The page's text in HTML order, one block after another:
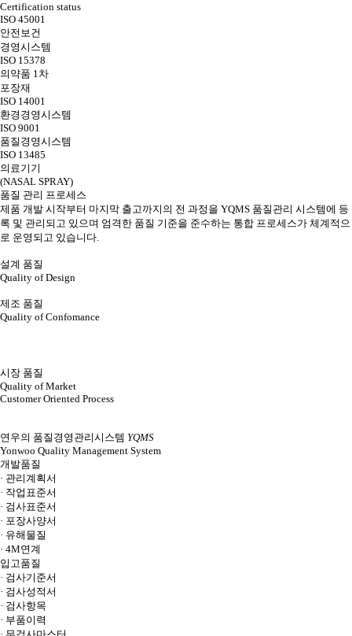
Certification status
ISO 45001
안전보건
경영시스템
ISO 15378
의약품 1차
포장재
ISO 14001
환경경영시스템
ISO 9001
품질경영시스템
ISO 13485
의료기기
(NASAL SPRAY)
품질 관리 프로세스
제품 개발 시작부터 마지막 출고까지의 전 과정을 YQMS 품질관리 시스템에 등
록 및 관리되고 있으며 엄격한 품질 기준을 준수하는 통합 프로세스가 체계적으
로 운영되고 있습니다.
설계 품질
Quality of Design
제조 품질
Quality of Confomance
시장 품질
Quality of Market
Customer Oriented Process
연우의 품질경영관리시스템 YQMS
Yonwoo Quality Management System
개발품질
· 관리계획서
· 작업표준서
· 검사표준서
· 포장사양서
· 유해물질
· 4M연계
입고품질
· 검사기준서
· 검사성적서
· 검사항목
· 부품이력